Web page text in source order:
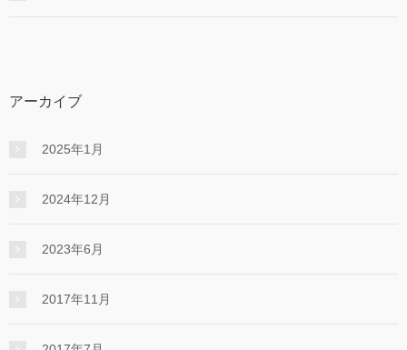
アーカイブ
2025年1月
2024年12月
2023年6月
2017年11月